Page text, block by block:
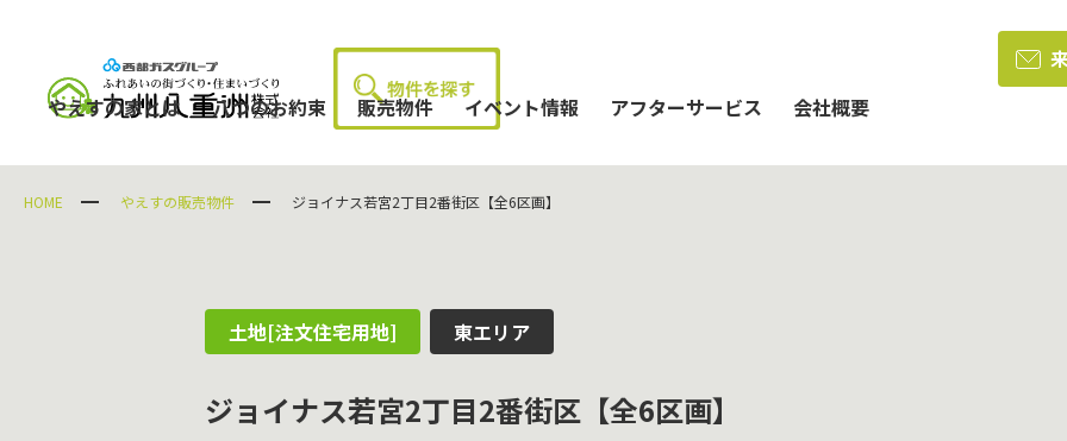
やえすの家とは
八つのお約束 販売物件 イベント情報 アフターサービス 会社概要
HOME やえすの販売物件 ジョイナス若宮2丁目2番街区【全6区画】
土地[注文住宅用地] 東エリア
ジョイナス若宮2丁目2番街区【全6区画】